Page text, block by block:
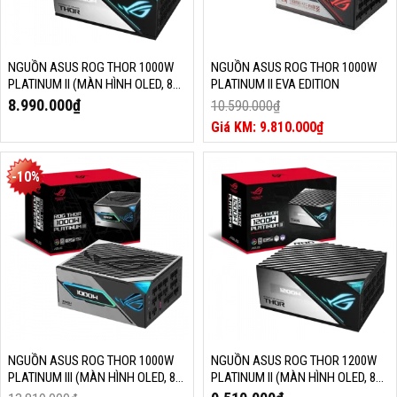
NGUỒN ASUS ROG THOR 1000W
PLATINUM II (MÀN HÌNH OLED, 80
PLUS PLATINUM, ARGB, ATX 3.0,
8.990.000₫
NGUỒN ASUS ROG THOR 1000W
PLATINUM II EVA EDITION
10.590.000₫
Giá
gốc
là:
10.590.000₫.
9.810.000₫
Giá
hiện
tại
9.810.000₫.
-10%
NGUỒN ASUS ROG THOR 1000W
PLATINUM III (MÀN HÌNH OLED, 80
NGUỒN ASUS ROG THOR 1200W
PLATINUM II (MÀN HÌNH OLED, 80